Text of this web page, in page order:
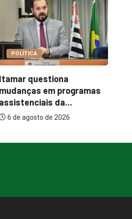
COTIDIANO
Abordagem social à
população em situação
de...
6 de agosto de 2026